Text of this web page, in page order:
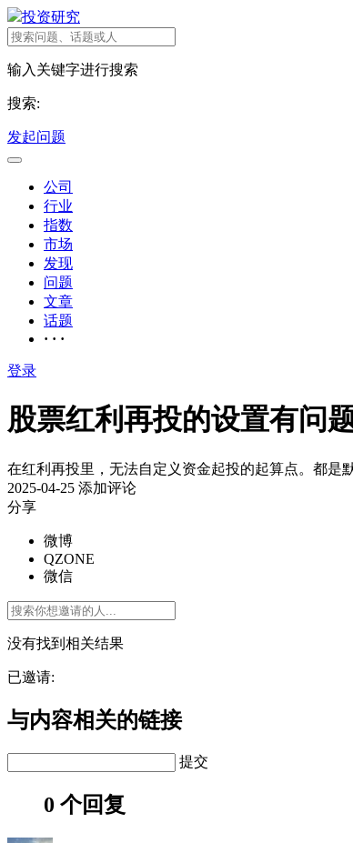
投资研究
输入关键字进行搜索
搜索:
发起问题
公司
行业
指数
市场
发现
问题
文章
话题
· · ·
登录
股票红利再投的设置有问
在红利再投里，无法自定义资金起投的起算点。都是
2025-04-25 添加评论
分享
微博
QZONE
微信
没有找到相关结果
已邀请:
与内容相关的链接
提交
0 个回复